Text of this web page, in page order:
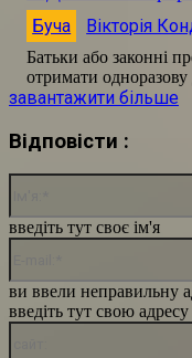
Буча Вікторія
Батьки або законні
отримати
завантажити більше
Відповісти :
введіть тут своє ім'я
ви ввели неправильну
введіть тут свою